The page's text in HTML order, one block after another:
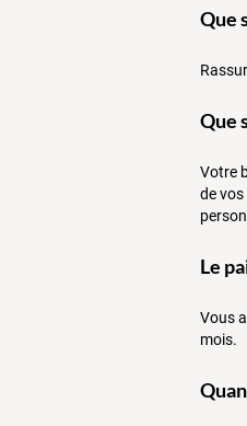
Que
Que
Votre
de
Le
Vous
mois.